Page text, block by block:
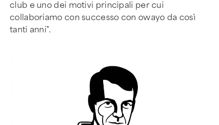
club e uno dei motivi principali per cui
collaboriamo con successo con owayo da così
tanti anni".